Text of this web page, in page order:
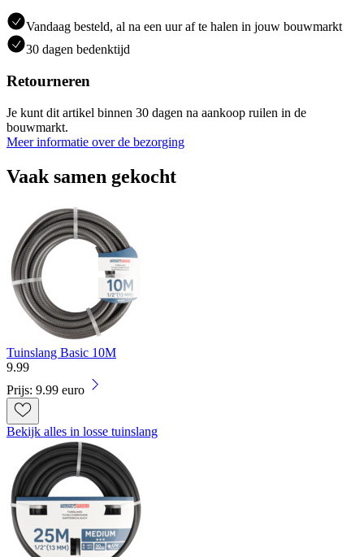
Vandaag besteld, al na een uur af te halen in jouw bouwmarkt
30 dagen bedenktijd
Retourneren
Je kunt dit artikel binnen 30 dagen na aankoop ruilen in de
bouwmarkt.
Meer informatie over de bezorging
Vaak samen gekocht
Tuinslang Basic 10M
9.99
Prijs: 9.99 euro
Bekijk alles in losse tuinslang